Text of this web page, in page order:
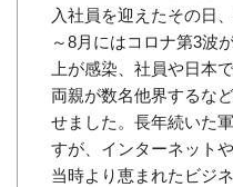
入社員を迎えたその日
～8月にはコロナ第3波
上が感染、社員や日本
両親が数名他界するな
せました。長年続いた
すが、インターネット
当時より恵まれたビジ